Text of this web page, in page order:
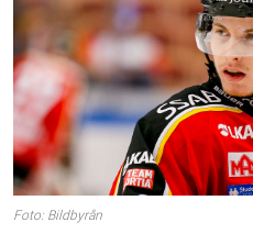
Foto: Bildbyrån